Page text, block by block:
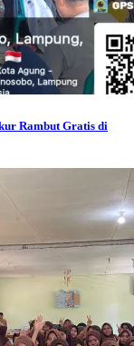
Rambut Gratis di